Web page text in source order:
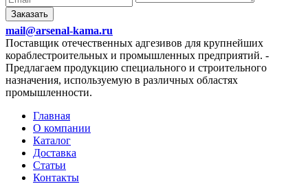
Заказать
mail@arsenal-kama.ru
Поставщик отечественных адгезивов для крупнейших
кораблестроительных и промышленных предприятий. -
Предлагаем продукцию специального и строительного
назначения, используемую в различных областях
промышленности.
Главная
О компании
Каталог
Доставка
Статьи
Контакты